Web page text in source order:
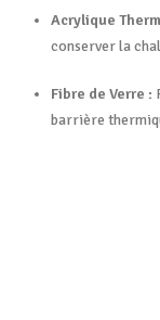
Acrylique
conserver la
Fibre de Verre :
barrière